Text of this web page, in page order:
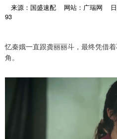
来源：国盛速配 网站：广瑞网
93
忆秦娥一直跟龚丽丽斗，最终凭借
角。